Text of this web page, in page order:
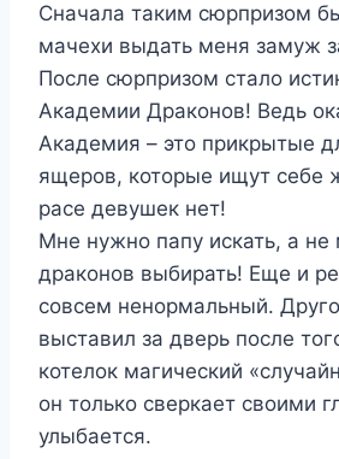
Сначала таким сюрпризом
мачехи выдать меня замуж
После сюрпризом стало
Академии Драконов! Ведь
Академия – это прикрытые
ящеров, которые ищут себе
расе девушек нет!
Мне нужно папу искать, а
драконов выбирать! Еще и
совсем ненормальный.
выставил за дверь после
котелок магический
он только сверкает своими
улыбается.